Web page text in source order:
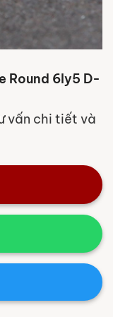
Round 6ly5 D-
vấn chi tiết và